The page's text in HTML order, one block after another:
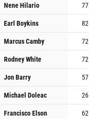
Nene Hilario
77
Earl Boykins
82
Marcus Camby
72
Rodney White
72
Jon Barry
57
Michael Doleac
26
Francisco Elson
62